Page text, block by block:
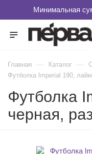
Главная — Каталог —
Футболка Imperial 190, лайм
Футболка
черная,